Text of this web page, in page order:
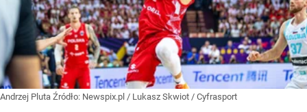
Andrzej Pluta Źródło: Newspix.pl / Lukasz Skwiot / Cyfrasport